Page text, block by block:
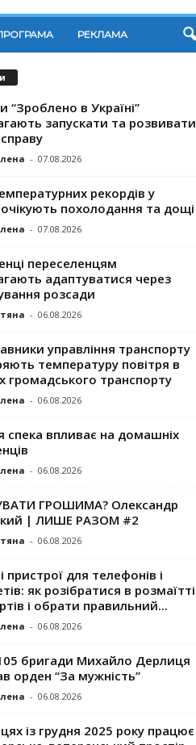
РЕКЛАМА
“Зроблено в Україні”
запускaти та розвивати
- 07.08.2026
рекордів у
очікують похолодання та дощі
- 07.08.2026
переселенцям
адаптуватися через
розсади
- 06.08.2026
управління транспорту
температуру повітря в
громадського транспорту
- 06.08.2026
спека впливає на домашніх
- 06.08.2026
ГРОШИМА? Олександр
| ЛИШЕ РАЗОМ #2
- 06.08.2026
пристрої для телефонів і
як розібратися в розмаїтті
і обрати правильний...
- 06.08.2026
бригади Михайло Дерлиця
орден “За мужність”
- 06.08.2026
із грудня 2025 року працює